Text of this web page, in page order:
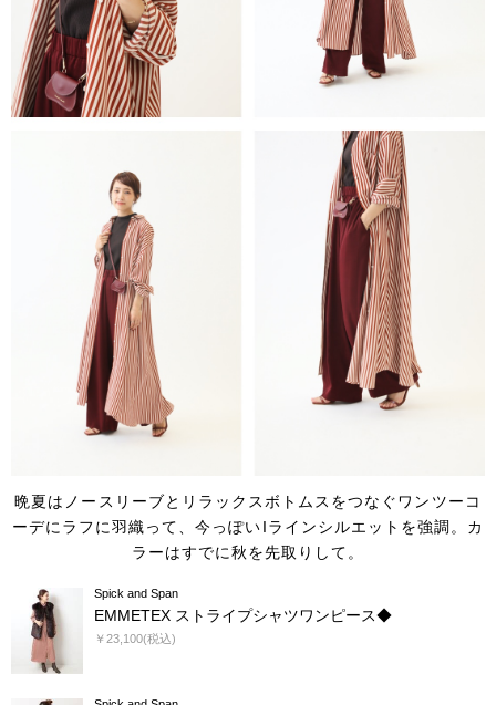
晩夏はノースリーブとリラックスボトムスをつなぐワンツーコ
ーデにラフに羽織って、今っぽいIラインシルエットを強調。カ
ラーはすでに秋を先取りして。
Spick and Span
EMMETEX ストライプシャツワンピース◆
￥23,100(税込)